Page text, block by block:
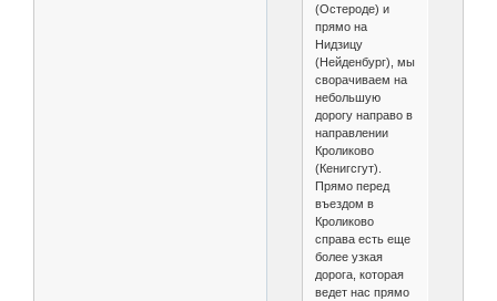
(Остероде) и
прямо на
Нидзицу
(Нейденбург), мы
сворачиваем на
небольшую
дорогу направо в
направлении
Кроликово
(Кенигсгут).
Прямо перед
въездом в
Кроликово
справа есть еще
более узкая
дорога, которая
ведет нас прямо